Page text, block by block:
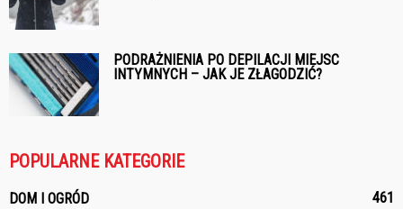
PODRAŻNIENIA PO DEPILACJI MIEJSC
INTYMNYCH – JAK JE ZŁAGODZIĆ?
POPULARNE KATEGORIE
DOM I OGRÓD
461